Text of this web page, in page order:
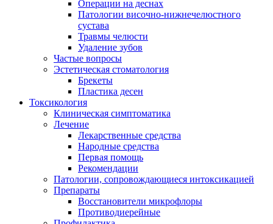
Операции на деснах
Патологии височно-нижнечелюстного
сустава
Травмы челюсти
Удаление зубов
Частые вопросы
Эстетическая стоматология
Брекеты
Пластика десен
Токсикология
Клиническая симптоматика
Лечение
Лекарственные средства
Народные средства
Первая помощь
Рекомендации
Патологии, сопровождающиеся интоксикацией
Препараты
Восстановители микрофлоры
Противодиерейные